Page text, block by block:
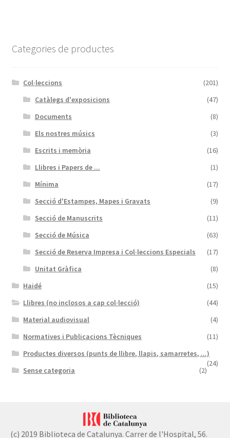
Categories de productes
Col·leccions
(201)
Catàlegs d'exposicions
(47)
Documents
(8)
Els nostres músics
(3)
Escrits i memòria
(16)
Llibres i Papers de ...
(1)
Mínima
(17)
Secció d'Estampes, Mapes i Gravats
(9)
Secció de Manuscrits
(11)
Secció de Música
(63)
Secció de Reserva Impresa i Col·leccions Especials
(17)
Unitat Gràfica
(8)
Haidé
(15)
Llibres (no inclosos a cap col·lecció)
(44)
Material audiovisual
(4)
Normatives i Publicacions Tècniques
(11)
Productes diversos (punts de llibre, llapis, samarretes, ...)
(24)
Sense categoria (2)
(c) 2019 Biblioteca de Catalunya. Carrer de l'Hospital, 56.